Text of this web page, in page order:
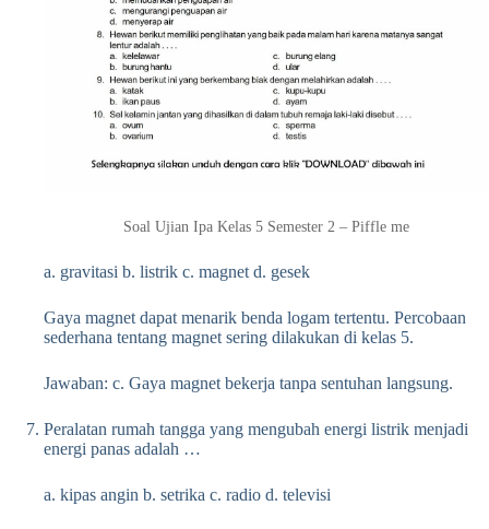
Soal Ujian Ipa Kelas 5 Semester 2 – Piffle me
a. gravitasi b. listrik c. magnet d. gesek
Gaya magnet dapat menarik benda logam tertentu. Percobaan
sederhana tentang magnet sering dilakukan di kelas 5.
Jawaban: c. Gaya magnet bekerja tanpa sentuhan langsung.
Peralatan rumah tangga yang mengubah energi listrik menjadi
energi panas adalah …
a. kipas angin b. setrika c. radio d. televisi